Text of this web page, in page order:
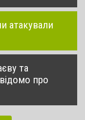
атакували
та
про